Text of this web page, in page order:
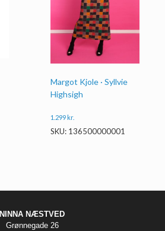
Margot Kjole · Syllvie
Highsigh
1.299 kr.
SKU: 136500000001
NINNA NÆSTVED
Grønnegade 26